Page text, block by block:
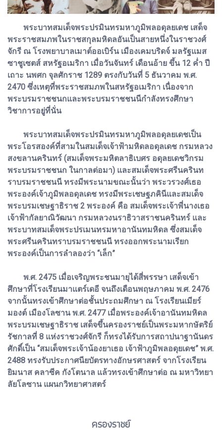
พระบาทสมเด็จพระปรมินทรมหาภูมิพลอดุลยเดช เสด็จ
พระราชสมภพในราชสกุลมหิดลอันเป็นสายหนึ่งในราชวงศ์
จักรี ณ โรงพยาบาลเมาต์ออเบิร์น เมืองเคมบริดจ์ มลรัฐแมส
ซาชูเซตส์ สหรัฐอเมริกา เมื่อวันจันทร์ เดือนอ้าย ขึ้น 12 ค่ำ ปี
เถาะ นพศก จุลศักราช 1289 ตรงกับวันที่ 5 ธันวาคม พ.ศ.
2470 ซึ่งเหตุที่พระราชสมภพในสหรัฐอเมริกา เนื่องจาก
พระบรมราชชนกและพระบรมราชชนนีกำลังทรงศึกษา
วิชาการอยู่ที่นั่น
พระบาทสมเด็จพระปรมินทรมหาภูมิพลอดุลยเดชเป็น
พระโอรสองค์ที่สามในสมเด็จเจ้าฟ้ามหิดลอดุลเดช กรมหลวง
สงขลานครินทร์ (สมเด็จพระมหิตลาธิเบศร อดุลยเดชวิกรม
พระบรมราชชนก ในกาลต่อมา) และสมเด็จพระศรีนครินท
ราบรมราชชนนี ทรงมีพระนามขณะนั้นว่า พระวรวงศ์เธอ
พระองค์เจ้าภูมิพลอดุลเดช ทรงมีพระเชษฐภคินีและสมเด็จ
พระบรมเชษฐาธิราช 2 พระองค์ คือ สมเด็จพระเจ้าพี่นางเธอ
เจ้าฟ้ากัลยาณิวัฒนา กรมหลวงนราธิวาสราชนครินทร์ และ
พระบาทสมเด็จพระปรเมนทรมหาอานันทมหิดล ซึ่งสมเด็จ
พระศรีนครินทราบรมราชชนนี ทรงออกพระนามเรียก
พระองค์เป็นการลำลองว่า “เล็ก”
พ.ศ. 2475 เมื่อเจริญพระชนมายุได้สี่พรรษา เสด็จเข้า
ศึกษาที่โรงเรียนมาแตร์เดอี จนถึงเดือนพฤษภาคม พ.ศ. 2476
จากนั้นทรงเข้าศึกษาต่อชั้นประถมศึกษา ณ โรงเรียนเมียร์
มองต์ เมืองโลซาน พ.ศ. 2477 เมื่อพระองค์เจ้าอานันทมหิดล
พระบรมเชษฐาธิราช เสด็จขึ้นครองราชย์เป็นพระมหากษัตริย์
รัชกาลที่ 8 แห่งราชวงศ์จักรี ก็ทรงได้รับการสถาปนาฐานันดร
ศักดิ์เป็น “สมเด็จพระเจ้าน้องยาเธอ เจ้าฟ้าภูมิพลอดุยเดช” พ.ศ.
2488 ทรงรับประกาศนียบัตรทางอักษรศาสตร์ จากโรงเรียน
ยิมนาส คลาซีค กังโตนาล แล้วทรงเข้าศึกษาต่อ ณ มหาวิทยา
ลัยโลซาน แผนกวิทยาศาสตร์
ครองราชย์